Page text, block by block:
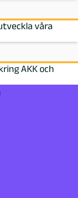
våra
AKK och